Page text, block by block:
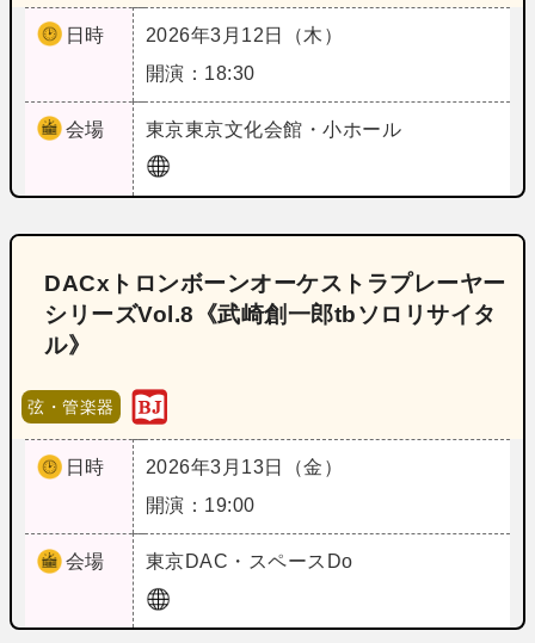
日時
2026年3月12日（木）
開演：18:30
会場 東京東京文化会館・小ホール
DACxトロンボーンオーケストラプレーヤー
シリーズVol.8《武崎創一郎tbソロリサイタ
ル》
弦・管楽器
日時
2026年3月13日（金）
開演：19:00
会場 東京DAC・スペースDo